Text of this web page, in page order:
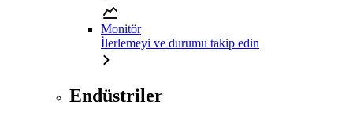
Monitör
İlerlemeyi ve durumu takip edin
Endüstriler